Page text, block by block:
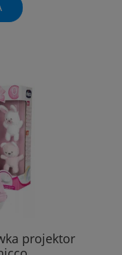
projektor